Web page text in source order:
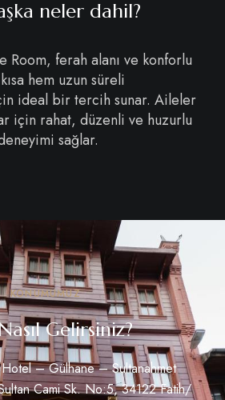
neler dahil?
Room, ferah alanı ve konforlu
hem uzun süreli
ideal bir tercih sunar. Aileler
için rahat, düzenli ve huzurlu
sağlar.
KONUMUMUZ
Gelirsiniz?
– Gülhane – Sultanahmet
Cami Sk. No:5, 34122 Fatih/